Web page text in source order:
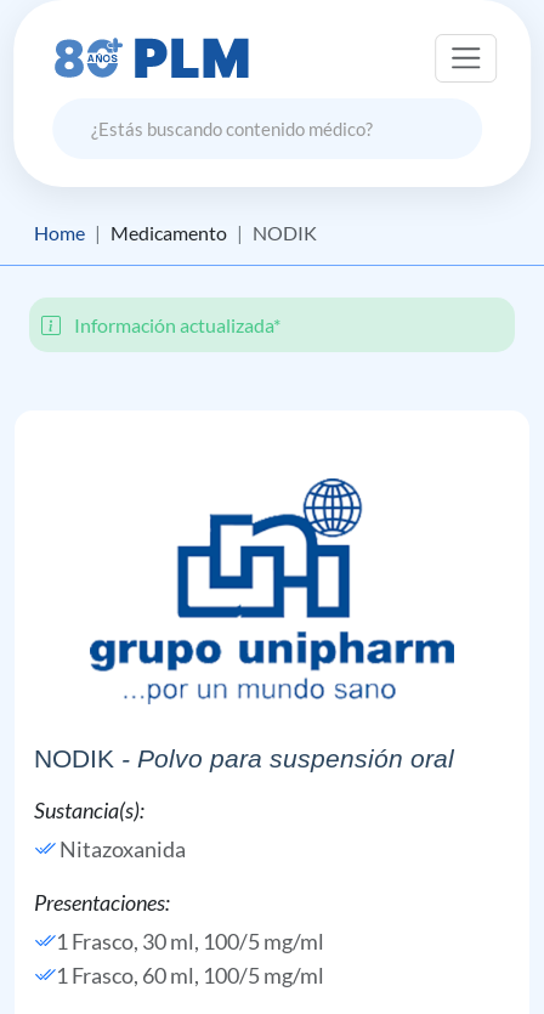
Home Medicamento NODIK
Información actualizada*
NODIK - Polvo para suspensión oral
Sustancia(s):
Nitazoxanida
Presentaciones:
1 Frasco, 30 ml, 100/5 mg/ml
1 Frasco, 60 ml, 100/5 mg/ml